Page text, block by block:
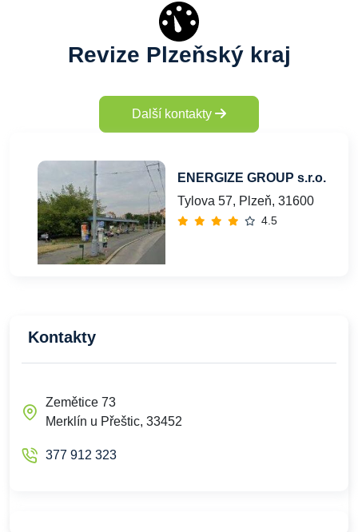
Revize Plzeňský kraj
Další kontakty
ENERGIZE GROUP s.r.o.
Tylova 57, Plzeň, 31600
4.5
Kontakty
Zemětice 73
Merklín u Přeštic, 33452
377 912 323